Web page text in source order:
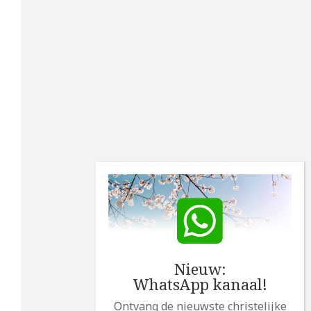
Nieuw:
WhatsApp kanaal!
Ontvang de nieuwste christelijke